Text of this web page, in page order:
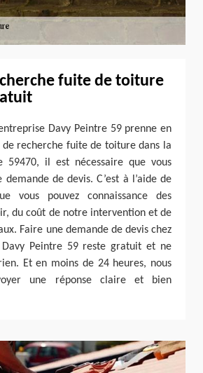
fuite de toiture
Davy Peintre 59 prenne en
de recherche fuite de toiture dans la
59470, il est nécessaire que vous
demande de devis. C’est à l’aide de
vous pouvez connaissance des
du coût de notre intervention et de
Faire une demande de devis chez
Peintre 59 reste gratuit et ne
Et en moins de 24 heures, nous
une réponse claire et bien